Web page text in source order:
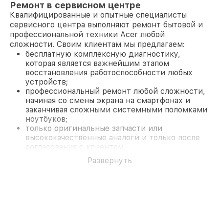
Ремонт в сервисном центре
Квалифицированные и опытные специалисты
сервисного центра выполняют ремонт бытовой и
профессиональной техники Acer любой
сложности. Своим клиентам мы предлагаем:
бесплатную комплексную диагностику,
которая является важнейшим этапом
восстановления работоспособности любых
устройств;
профессиональный ремонт любой сложности,
начиная со смены экрана на смартфонах и
заканчивая сложными системными поломками
ноутбуков;
только оригинальные запчасти или
высококачественные аналоги и только после
согласования с клиентом.
На все работы и замененные комплектующие
предоставляется длительная гарантия. В случае
Развернуть